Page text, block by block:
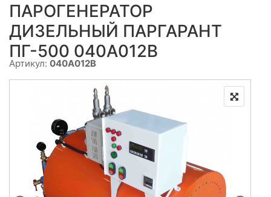
ПАРОГЕНЕРАТОР
ДИЗЕЛЬНЫЙ ПАРГАРАНТ
ПГ-500 040A012B
Артикул: 040A012B